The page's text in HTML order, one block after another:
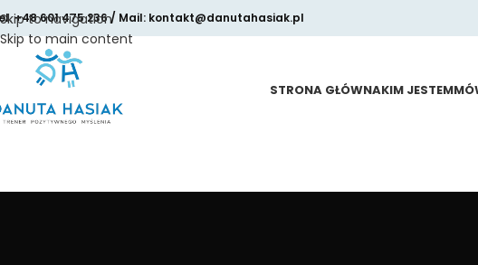
Skip to navigation
Skip to main content
+48 601 475 236 / Mail: kontakt@danutahasiak.pl
STRONA GŁÓWNAKIM JESTEM